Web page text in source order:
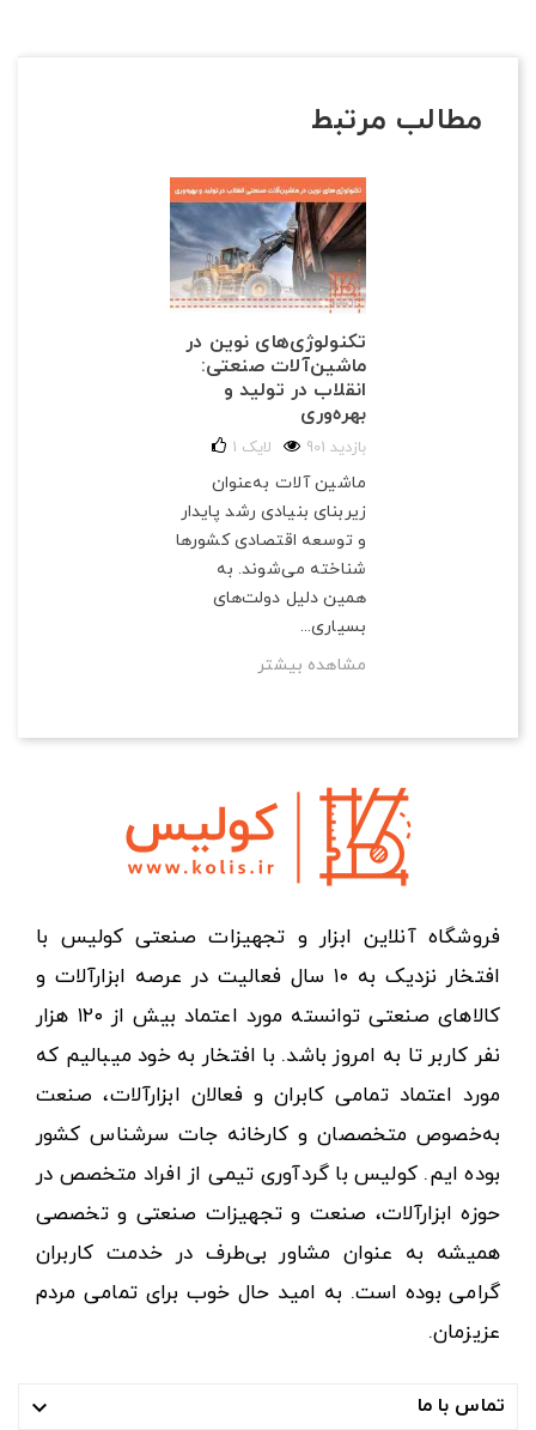
مطالب مرتبط
تکنولوژی‌های نوین در
ماشین‌آلات صنعتی:
انقلاب در تولید و
بهره‌وری
901 بازدید 1 لایک
ماشین آلات به‌عنوان
زیربنای بنیادی رشد پایدار
و توسعه اقتصادی کشورها
شناخته می‌شوند. به
همین دلیل دولت‌های
بسیاری...
مشاهده بیشتر
فروشگاه آنلاین ابزار و تجهیزات صنعتی کولیس با
افتخار نزدیک به ۱۰ سال فعالیت در عرصه ابزارآلات و
کالاهای صنعتی توانسته مورد اعتماد بیش از ۱۲۰ هزار
نفر کاربر تا به امروز باشد. با افتخار به خود میبالیم که
مورد اعتماد تمامی کابران و فعالان ابزارآلات، صنعت
به‌خصوص متخصصان و کارخانه جات سرشناس کشور
بوده ایم. کولیس با گردآوری تیمی از افراد متخصص در
حوزه ابزارآلات، صنعت و تجهیزات صنعتی و تخصصی
همیشه به عنوان مشاور بی‌طرف در خدمت کاربران
گرامی بوده است. به امید حال خوب برای تمامی مردم
عزیزمان.
تماس با ما 